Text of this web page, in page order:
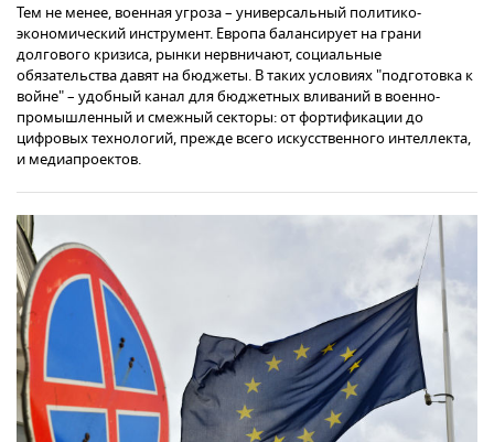
Тем не менее, военная угроза – универсальный политико-
экономический инструмент. Европа балансирует на грани
долгового кризиса, рынки нервничают, социальные
обязательства давят на бюджеты. В таких условиях "подготовка к
войне" – удобный канал для бюджетных вливаний в военно-
промышленный и смежный секторы: от фортификации до
цифровых технологий, прежде всего искусственного интеллекта,
и медиапроектов.